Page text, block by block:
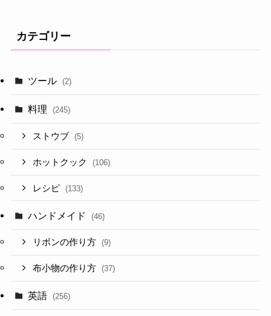
カテゴリー
ツール (2)
料理 (245)
ストウブ (5)
ホットクック (106)
レシピ (133)
ハンドメイド (46)
リボンの作り方 (9)
布小物の作り方 (37)
英語 (256)